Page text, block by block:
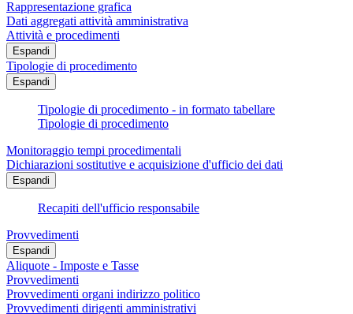
Rappresentazione grafica
Dati aggregati attività amministrativa
Attività e procedimenti
Espandi
Tipologie di procedimento
Espandi
Tipologie di procedimento - in formato tabellare
Tipologie di procedimento
Monitoraggio tempi procedimentali
Dichiarazioni sostitutive e acquisizione d'ufficio dei dati
Espandi
Recapiti dell'ufficio responsabile
Provvedimenti
Espandi
Aliquote - Imposte e Tasse
Provvedimenti
Provvedimenti organi indirizzo politico
Provvedimenti dirigenti amministrativi